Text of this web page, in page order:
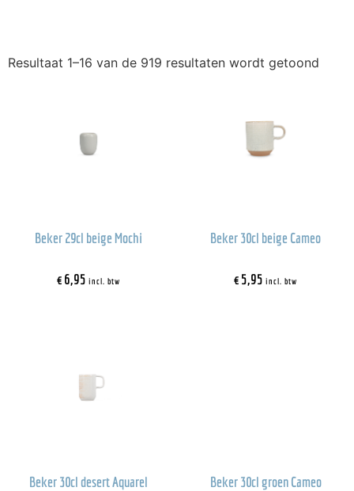
Resultaat 1–16 van de 919 resultaten wordt getoond
Beker 29cl beige Mochi
€6,95 incl. btw
Beker 30cl beige Cameo
€5,95 incl. btw
Beker 30cl desert Aquarel Beker 30cl groen Cameo